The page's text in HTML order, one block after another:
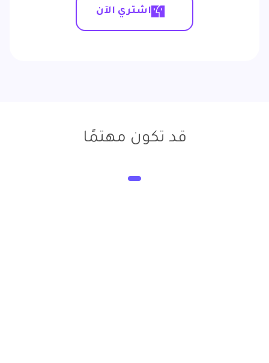
اشتري الآن
قد تكون مهتمًا